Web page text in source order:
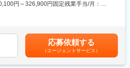
：
しています。
に：アカデミー制度で取得した単位に応じ
組みです。
取得が目指せます。
の設計～実装～評価
Platform コンフィグ支援
た車載システムの研究／試作開発
円～326,900円固定残業手当/月：
与年2回(6月、12月)・賞与とは別途、事業
賞与制度（1月）があります。◇社歴4年・
円(入社時560万円)◇社歴3年・35歳・アシ
マネージャー720万円(入社時530万円)賃金
応募依頼する
（エージェントサービス）